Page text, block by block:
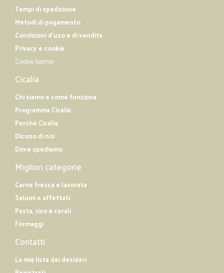
Tempi di spedizione
Metodi di pagamento
Condizioni d'uso e di vendita
Privacy e cookie
Cookie banner
Cicalia
Chi siamo e come funziona
Programma Cicalia
Perché Cicalia
Dicono di noi
Dove spediamo
Migliori categorie
Carne fresca e lavorata
Salumi e affettati
Pasta, riso e cerali
Formaggi
Contatti
La mia lista dei desideri